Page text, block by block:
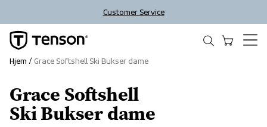
Customer Service
Grace Softshell
Ski Bukser dame
Hjem Grace Softshell Ski Bukser dame